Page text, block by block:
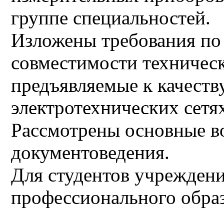
группе специальностей.
Изложены требования
совместимости
предъявляемые к
электротехнических
Рассмотрены основные
документоведения.
Для студентов
профессионального